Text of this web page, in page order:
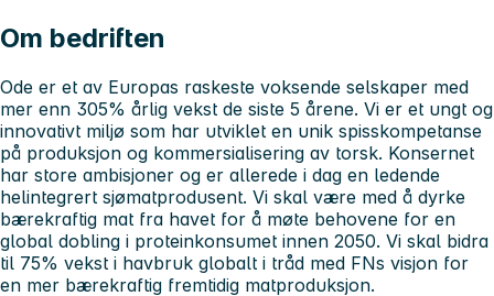
Om bedriften
Ode er et av Europas raskeste voksende selskaper med
mer enn 305% årlig vekst de siste 5 årene. Vi er et ungt og
innovativt miljø som har utviklet en unik spisskompetanse
på produksjon og kommersialisering av torsk. Konsernet
har store ambisjoner og er allerede i dag en ledende
helintegrert sjømatprodusent. Vi skal være med å dyrke
bærekraftig mat fra havet for å møte behovene for en
global dobling i proteinkonsumet innen 2050. Vi skal bidra
til 75% vekst i havbruk globalt i tråd med FNs visjon for
en mer bærekraftig fremtidig matproduksjon.